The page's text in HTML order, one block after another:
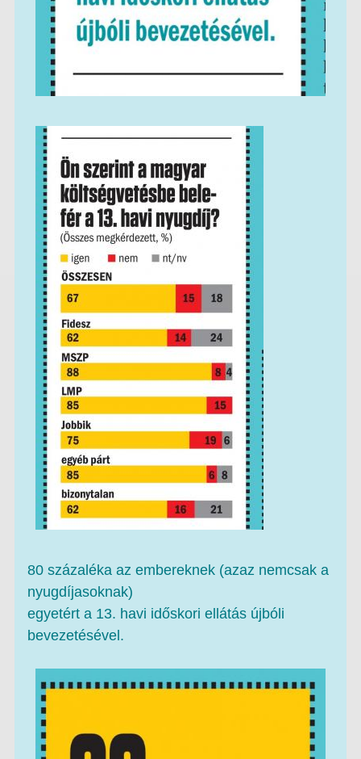
80 százaléka az embereknek (azaz nemcsak a
nyugdíjasoknak)
egyetért a 13. havi időskori ellátás újbóli
bevezetésével.